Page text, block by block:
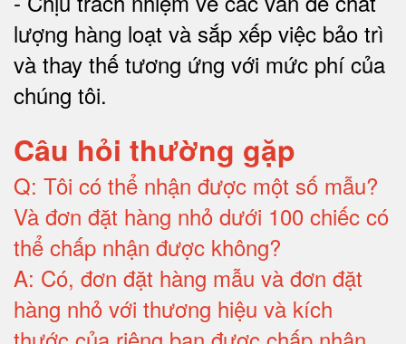
lượng hàng loạt và sắp xếp việc bảo trì
và thay thế tương ứng với mức phí của
chúng tôi.
Câu hỏi thường gặp
Q: Tôi có thể nhận được một số mẫu?
Và đơn đặt hàng nhỏ dưới 100 chiếc có
thể chấp nhận được không?
A: Có, đơn đặt hàng mẫu và đơn đặt
hàng nhỏ với thương hiệu và kích